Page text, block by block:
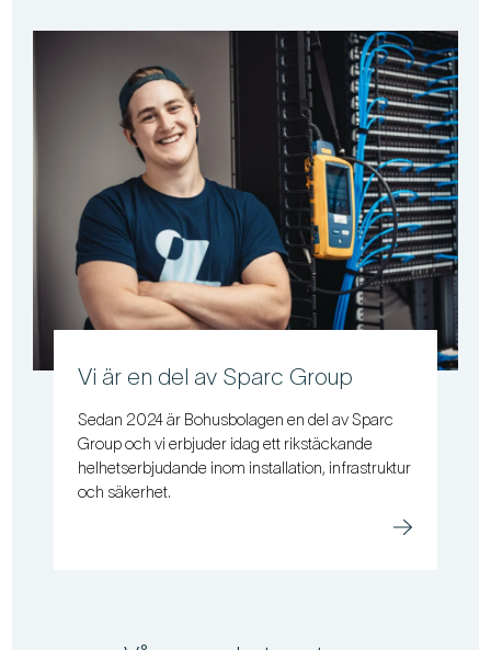
Vi är en del av Sparc Group
Sedan 2024 är Bohusbolagen en del av Sparc
Group och vi erbjuder idag ett rikstäckande
helhetserbjudande inom installation, infrastruktur
och säkerhet.